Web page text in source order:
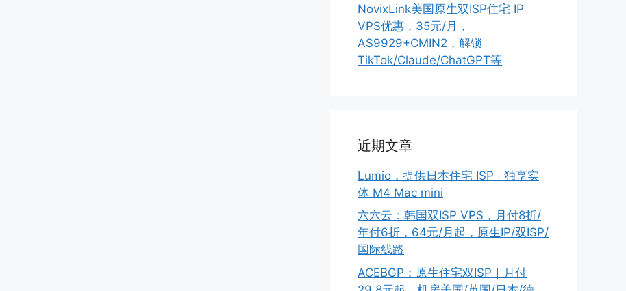
NovixLink美国原生双ISP住宅 IP
VPS优惠，35元/月，
AS9929+CMIN2，解锁
TikTok/Claude/ChatGPT等
近期文章
Lumio，提供日本住宅 ISP · 独享实
体 M4 Mac mini
六六云：韩国双ISP VPS，月付8折/
年付6折，64元/月起，原生IP/双ISP/
国际线路
ACEBGP：原生住宅双ISP｜月付